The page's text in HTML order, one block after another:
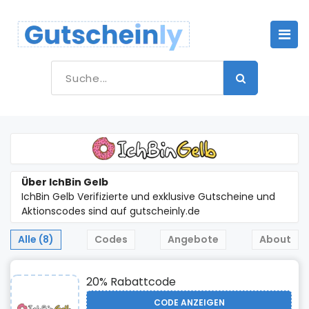
Über IchBin Gelb
IchBin Gelb Verifizierte und exklusive Gutscheine und
Aktionscodes sind auf gutscheinly.de
Alle (8) Codes Angebote About
20% Rabattcode
CODE ANZEIGEN